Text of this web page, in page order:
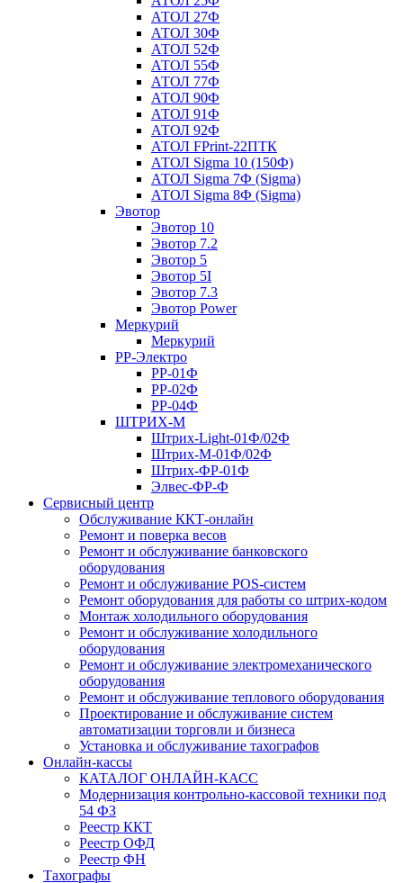
АТОЛ 27Ф
АТОЛ 30Ф
АТОЛ 52Ф
АТОЛ 55Ф
АТОЛ 77Ф
АТОЛ 90Ф
АТОЛ 91Ф
АТОЛ 92Ф
АТОЛ FPrint-22ПТК
АТОЛ Sigma 10 (150Ф)
АТОЛ Sigma 7Ф (Sigma)
АТОЛ Sigma 8Ф (Sigma)
Эвотор
Эвотор 10
Эвотор 7.2
Эвотор 5
Эвотор 5I
Эвотор 7.3
Эвотор Power
Меркурий
Меркурий
РР-Электро
РР-01Ф
РР-02Ф
РР-04Ф
ШТРИХ-М
Штрих-Light-01Ф/02Ф
Штрих-М-01Ф/02Ф
Штрих-ФР-01Ф
Элвес-ФР-Ф
Сервисный центр
Обслуживание ККТ-онлайн
Ремонт и поверка весов
Ремонт и обслуживание банковского
оборудования
Ремонт и обслуживание POS-систем
Ремонт оборудования для работы со штрих-кодом
Монтаж холодильного оборудования
Ремонт и обслуживание холодильного
оборудования
Ремонт и обслуживание электромеханического
оборудования
Ремонт и обслуживание теплового оборудования
Проектирование и обслуживание систем
автоматизации торговли и бизнеса
Установка и обслуживание тахографов
Онлайн-кассы
КАТАЛОГ ОНЛАЙН-КАСС
Модернизация контрольно-кассовой техники под
54 ФЗ
Реестр ККТ
Реестр ОФД
Реестр ФН
Тахографы